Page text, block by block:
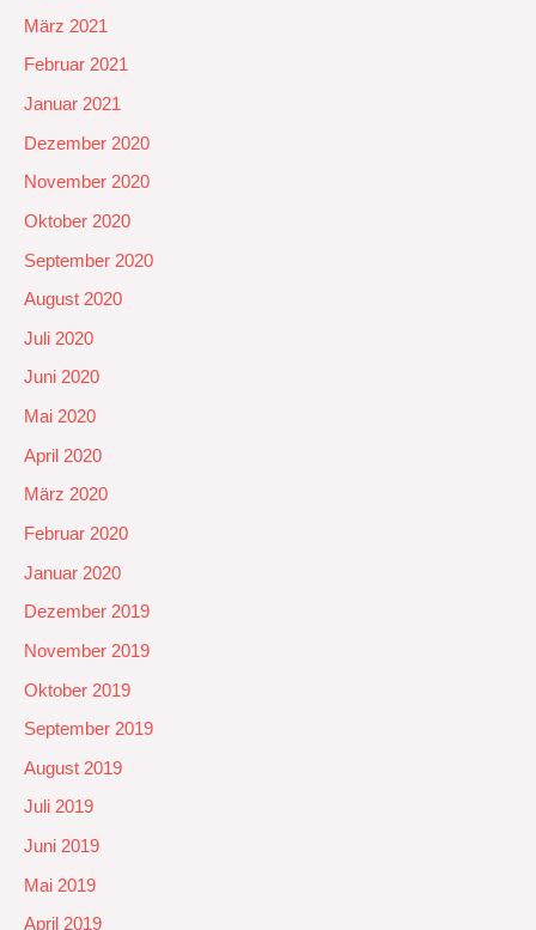
März 2021
Februar 2021
Januar 2021
Dezember 2020
November 2020
Oktober 2020
September 2020
August 2020
Juli 2020
Juni 2020
Mai 2020
April 2020
März 2020
Februar 2020
Januar 2020
Dezember 2019
November 2019
Oktober 2019
September 2019
August 2019
Juli 2019
Juni 2019
Mai 2019
April 2019